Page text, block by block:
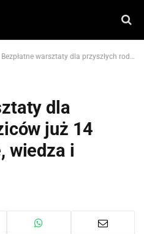
Bezpłatne warsztaty dla przyszłych rodziców już 14 maja. Wsparcie, wiedza i nagrody
dla
już 14
wiedza i